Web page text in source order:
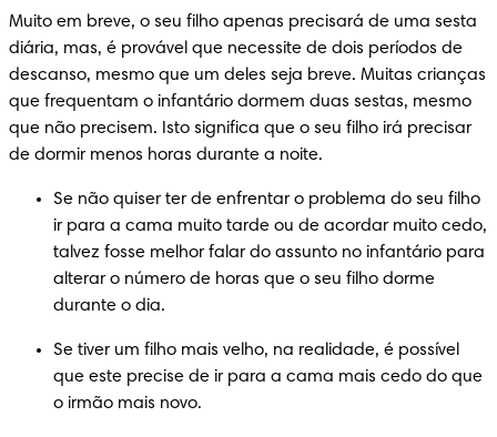
Muito em breve, o seu filho apenas precisará de uma sesta
diária, mas, é provável que necessite de dois períodos de
descanso, mesmo que um deles seja breve. Muitas crianças
que frequentam o infantário dormem duas sestas, mesmo
que não precisem. Isto significa que o seu filho irá precisar
de dormir menos horas durante a noite.
Se não quiser ter de enfrentar o problema do seu filho
ir para a cama muito tarde ou de acordar muito cedo,
talvez fosse melhor falar do assunto no infantário para
alterar o número de horas que o seu filho dorme
durante o dia.
Se tiver um filho mais velho, na realidade, é possível
que este precise de ir para a cama mais cedo do que
o irmão mais novo.